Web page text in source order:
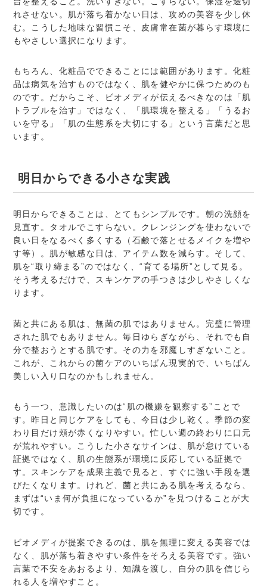
れさせない。肌が落ち着かない日は、攻めの美容を少し休
む。こうした地味な習慣こそ、皮膚常在菌が暮らす環境に
もやさしい選択になります。
もちろん、化粧品でできることには範囲があります。化粧
品は病気を治すものではなく、肌を健やかに保つためのも
のです。だからこそ、ビオメディが伝えるべきなのは「肌
トラブルを治す」ではなく、「肌環境を整える」「うるお
いを守る」「肌の生態系を大切にする」という言葉だと思
います。
明日からできる小さな実践
明日からできることは、とてもシンプルです。朝の洗顔を
見直す。タオルでこすらない。クレンジングを使わないで
良い日をなるべく多くする（石鹸で落とせるメイクを増や
す等）。肌が敏感な日は、アイテム数を減らす。そして、
肌を“取り締まる”のではなく、“育てる場所”として見る。
そう考えるだけで、スキンケアの手つきは少しやさしくな
ります。
菌と共にある肌は、無菌の肌ではありません。完璧に管理
された肌でもありません。毎日ゆらぎながら、それでも自
分で整おうとする肌です。その力を邪魔しすぎないこと。
これが、これからの菌ケアのいちばん現実的で、いちばん
美しい入り口なのかもしれません。
もう一つ、意識したいのは“肌の機嫌を観察する”ことで
す。昨日と同じケアをしても、今日は少し乾く。季節の変
わり目だけ頬が赤くなりやすい。忙しい週の終わりに口元
が荒れやすい。こうした小さなサインは、肌が怠けている
証拠ではなく、肌の生態系が環境に反応している証拠で
す。スキンケアを成果主義で見ると、すぐに強い手段を選
びたくなります。けれど、菌と共にある肌を考えるなら、
まずは“いま何が負担になっているか”を見つけることが大
切です。
ビオメディが提案できるのは、肌を無理に変える美容では
なく、肌が落ち着きやすい条件をそろえる美容です。強い
言葉で不安をあおるより、知識を渡し、自分の肌を信じら
れる人を増やすこと。